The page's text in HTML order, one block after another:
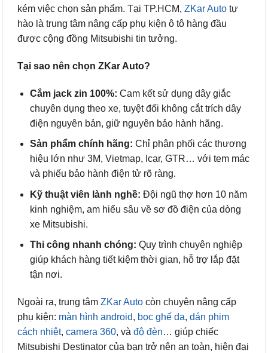
kém việc chọn sản phẩm. Tại TP.HCM, ZKar Auto tự
hào là trung tâm nâng cấp phụ kiện ô tô hàng đầu
được cộng đồng Mitsubishi tin tưởng.
Tại sao nên chọn ZKar Auto?
Cắm jack zin 100%: Cam kết sử dụng dây giắc
chuyên dụng theo xe, tuyệt đối không cắt trích dây
điện nguyên bản, giữ nguyên bảo hành hãng.
Sản phẩm chính hãng: Chỉ phân phối các thương
hiệu lớn như 3M, Vietmap, Icar, GTR… với tem mác
và phiếu bảo hành điện tử rõ ràng.
Kỹ thuật viên lành nghề: Đội ngũ thợ hơn 10 năm
kinh nghiệm, am hiểu sâu về sơ đồ điện của dòng
xe Mitsubishi.
Thi công nhanh chóng: Quy trình chuyên nghiệp
giúp khách hàng tiết kiệm thời gian, hỗ trợ lắp đặt
tận nơi.
Ngoài ra, trung tâm ZKar Auto còn chuyên nâng cấp
phụ kiện: màn hình android, bọc ghế da, dán phim
cách nhiệt, camera 360, và độ đèn… giúp chiếc
Mitsubishi Destinator của bạn trở nên an toàn, hiện đại